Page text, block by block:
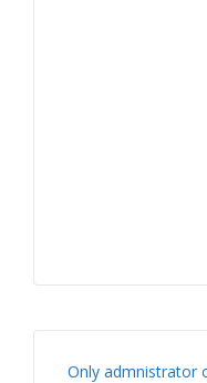
Only admnistrator